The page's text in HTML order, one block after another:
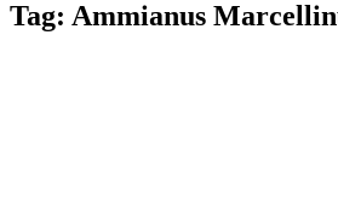
Tag: Ammianus